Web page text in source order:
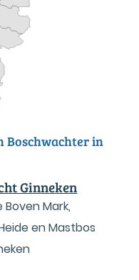
Boschwachter in
Ginneken
Boven Mark,
en Mastbos